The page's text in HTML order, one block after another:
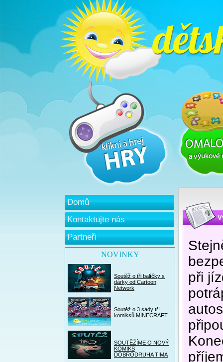
Domů
Kontaktujte nás
Partneři
NOVINKY
Soutěž o tři balíčky s
dárky od Cartoon
Network
Soutěž o 3 sady tří
komiksů MINECRAFT
SOUTĚŽÍME O NOVÝ
KOMIKS
DOBRODRUHA TIMA
při